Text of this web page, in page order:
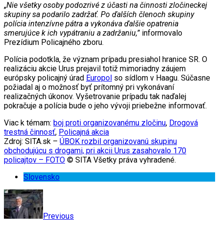
„Nie všetky osoby podozrivé z účasti na činnosti zločineckej
skupiny sa podarilo zadržať. Po ďalších členoch skupiny
polícia intenzívne pátra a vykonáva ďalšie opatrenia
smerujúce k ich vypátraniu a zadržaniu,”informovalo
Prezídium Policajného zboru.
Polícia podotkla, že význam prípadu presiahol hranice SR. O
realizáciu akcie Urus prejavil totiž mimoriadny záujem
európsky policajný úrad Europol so sídlom v Haagu. Súčasne
požiadal aj o možnosť byť prítomný pri vykonávaní
realizačných úkonov. Vyšetrovanie prípadu tak naďalej
pokračuje a polícia bude o jeho vývoji priebežne informovať.
Viac k témam: boj proti organizovanému zločinu, Drogová
trestná činnosť, Policajná akcia
Zdroj: SITA.sk – ÚBOK rozbil organizovanú skupinu
obchodujúcu s drogami, pri akcii Urus zasahovalo 170
policajtov – FOTO © SITA Všetky práva vyhradené.
Slovensko
Previous